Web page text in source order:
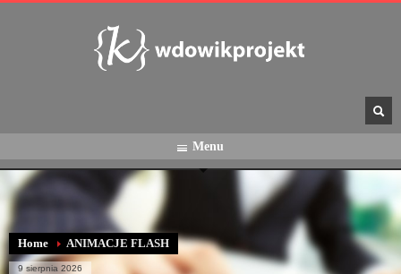
Menu
Home ANIMACJE FLASH
9 sierpnia 2026